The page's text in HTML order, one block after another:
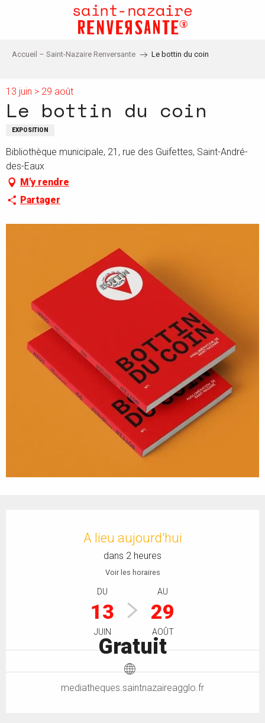
principal
Accueil – Saint-Nazaire Renversante Le bottin du coin
13 juin > 29 août
Le bottin du coin
EXPOSITION
Bibliothèque municipale, 21, rue des Guifettes, Saint-André-
des-Eaux
M'y rendre
Partager
A lieu aujourd'hui
dans 2 heures
Voir les horaires
DU
13
JUIN
AU
29
AOÛT
Gratuit
mediatheques.saintnazaireagglo.fr